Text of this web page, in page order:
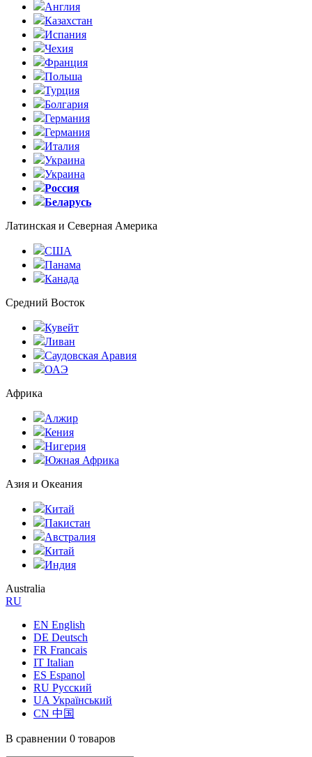
Англия
Казахстан
Испания
Чехия
Франция
Польша
Турция
Болгария
Германия
Германия
Италия
Украина
Украина
Россия
Беларусь
Латинская и Северная Америка
США
Панама
Канада
Средний Восток
Кувейт
Ливан
Саудовская Аравия
ОАЭ
Африка
Алжир
Кения
Нигерия
Южная Африка
Азия и Океания
Китай
Пакистан
Австралия
Китай
Индия
Australia
RU
EN English
DE Deutsch
FR Francais
IT Italian
ES Espanol
RU Русский
UA Український
CN 中国
В сравнении 0 товаров